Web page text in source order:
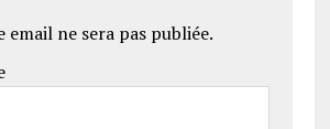
email ne sera pas publiée.